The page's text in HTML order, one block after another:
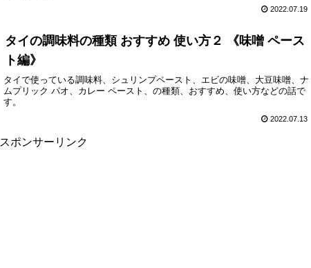
2022.07.19
タイの調味料の種類 おすすめ 使い方２ 《味噌 ペース
ト編》
タイで使っている調味料、シュリンプペースト、エビの味噌、大豆味噌、ナ
ムプリック パオ、カレー ペースト、の種類、おすすめ、使い方などの話で
す。
2022.07.13
スポンサーリンク